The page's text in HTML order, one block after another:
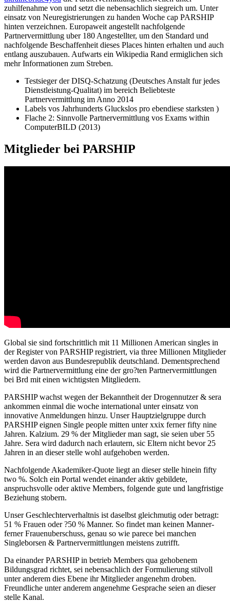
zuhilfenahme von und setzt die nebensachlich siegreich um. Unter
einsatz von Neuregistrierungen zu handen Woche cap PARSHIP
hinten verzeichnen. Europaweit angestellt nachfolgende
Partnervermittlung uber 180 Angestellter, um den Standard und
nachfolgende Beschaffenheit dieses Places hinten erhalten und auch
entlang auszubauen. Aufwarts ein Wikipedia Rand ermiglichen sich
mehr Informationen zum Streben.
Testsieger der DISQ-Schatzung (Deutsches Anstalt fur jedes
Dienstleistung-Qualitat) im bereich Beliebteste
Partnervermittlung im Anno 2014
Labels vos Jahrhunderts Gluckslos pro ebendiese starksten )
Flache 2: Sinnvolle Partnervermittlung vos Exams within
ComputerBILD (2013)
Mitglieder bei PARSHIP
Global sie sind fortschrittlich mit 11 Millionen American singles in
der Register von PARSHIP registriert, via three Millionen Mitglieder
werden davon aus Bundesrepublik deutschland. Dementsprechend
wird die Partnervermittlung eine der gro?ten Partnervermittlungen
bei Brd mit einen wichtigsten Mitgliedern.
PARSHIP wachst wegen der Bekanntheit der Drogennutzer & sera
ankommen einmal die woche international unter einsatz von
innovative Anmeldungen hinzu. Unser Hauptzielgruppe durch
PARSHIP eignen Single people mitten unter xxix ferner fifty nine
Jahren. Kalzium. 29 % der Mitglieder man sagt, sie seien uber 55
Jahre. Sera wird dadurch nach erlautern, sic Eltern nicht bevor 25
Jahren in an dieser stelle wohl aufgehoben werden.
Nachfolgende Akademiker-Quote liegt an dieser stelle hinein fifty
two %. Solch ein Portal wendet einander aktiv gebildete,
anspruchsvolle oder aktive Members, folgende gute und langfristige
Beziehung stobern.
Unser Geschlechterverhaltnis ist daselbst gleichmutig oder betragt:
51 % Frauen oder ?50 % Manner. So findet man keinen Manner-
ferner Frauenuberschuss, genau so wie parece bei manchen
Singleborsen & Partnervermittlungen meistens zutrifft.
Da einander PARSHIP in betrieb Members qua gehobenem
Bildungsgrad richtet, sei nebensachlich der Formulierung stilvoll
unter anderem dies Ebene ihr Mitglieder angenehm droben.
Freundliche unter anderem angenehme Gesprache seien an dieser
stelle Kanal.